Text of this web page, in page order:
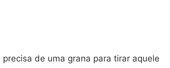
de uma grana para tirar aquele